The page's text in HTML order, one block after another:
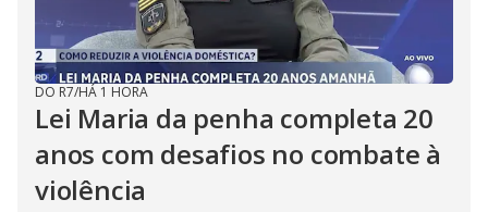
DO R7/HÁ 1 HORA
Lei Maria da penha completa 20
anos com desafios no combate à
violência